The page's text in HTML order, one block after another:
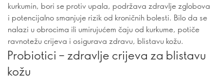
kurkumin, bori se protiv upala, podržava zdravlje zglobova
i potencijalno smanjuje rizik od kroničnih bolesti. Bilo da se
nalazi u obrocima ili umirujućem čaju od kurkume, potiče
ravnotežu crijeva i osigurava zdravu, blistavu kožu.
Probiotici – zdravlje crijeva za blistavu
kožu